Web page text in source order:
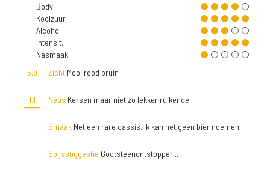
Body
Koolzuur
Alcohol
Intensit.
Nasmaak
5,9
Zicht Mooi rood bruin
1,1 Neus Kersen maar niet zo lekker ruikende
Smaak Net een rare cassis. Ik kan het geen bier noemen
Spijssuggestie Gootsteenontstopper...